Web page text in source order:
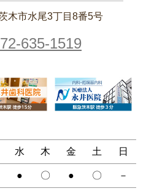
木市水尾3丁目8番5号
635-1519
水 木 金 土 日
● 〇 ● 〇 －